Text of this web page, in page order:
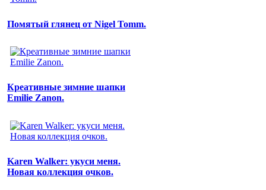
Помятый глянец от Nigel Tomm.
Креативные зимние шапки
Emilie Zanon.
Karen Walker: укуси меня.
Новая коллекция очков.